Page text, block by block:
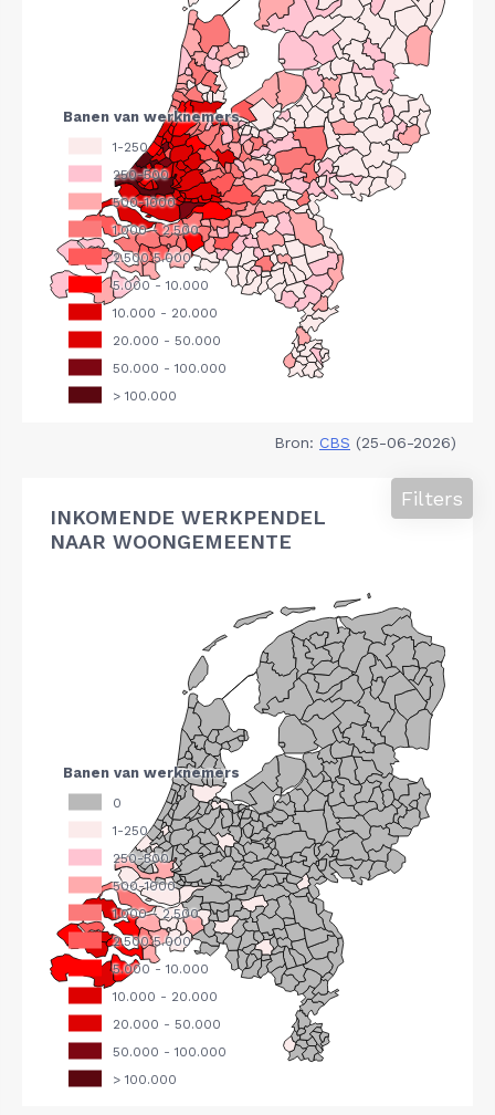
Bron: CBS (25-06-2026)
INKOMENDE WERKPENDEL
NAAR WOONGEMEENTE
Filters